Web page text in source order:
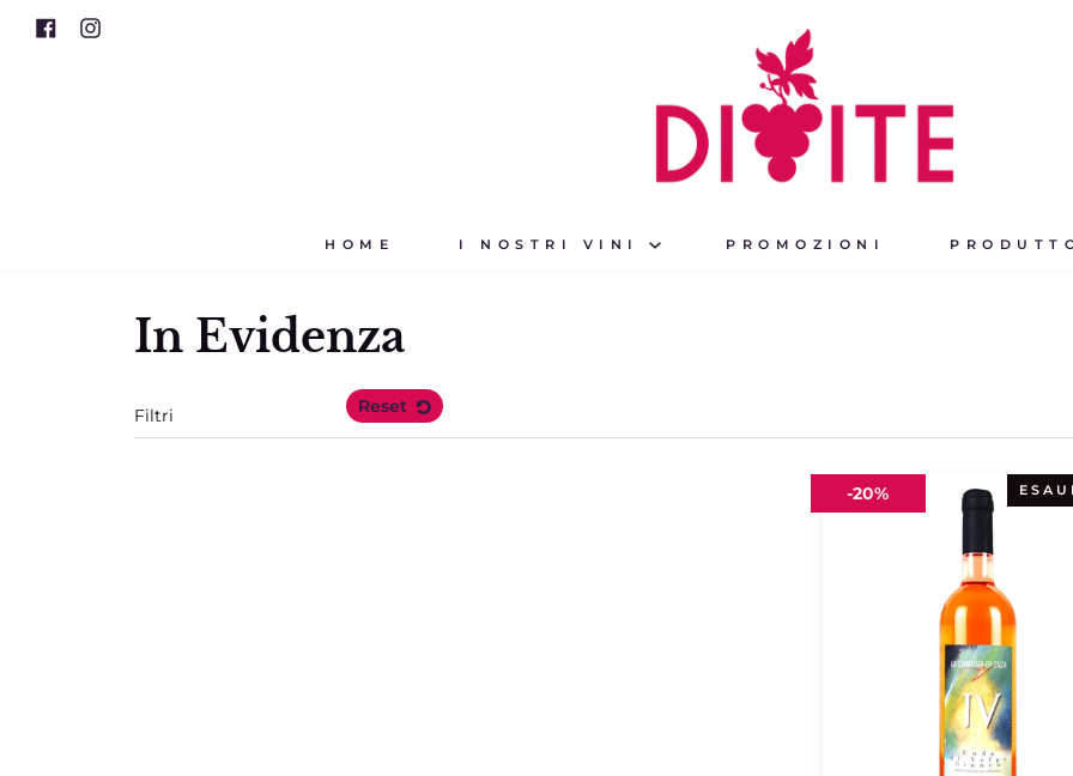
FacebookInstagram
HOME I NOSTRI VINI PROMOZIONI
In Evidenza
Filtri Reset
Quarta
2017
-20%